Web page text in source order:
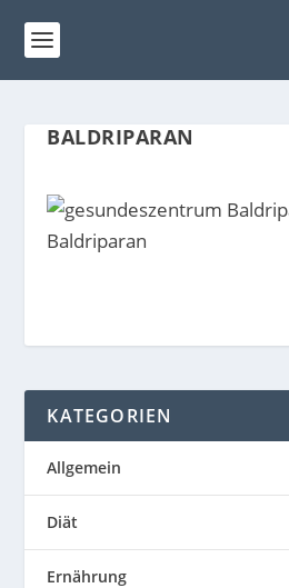
BALDRIPARAN
KATEGORIEN
Allgemein
Diät
Ernährung